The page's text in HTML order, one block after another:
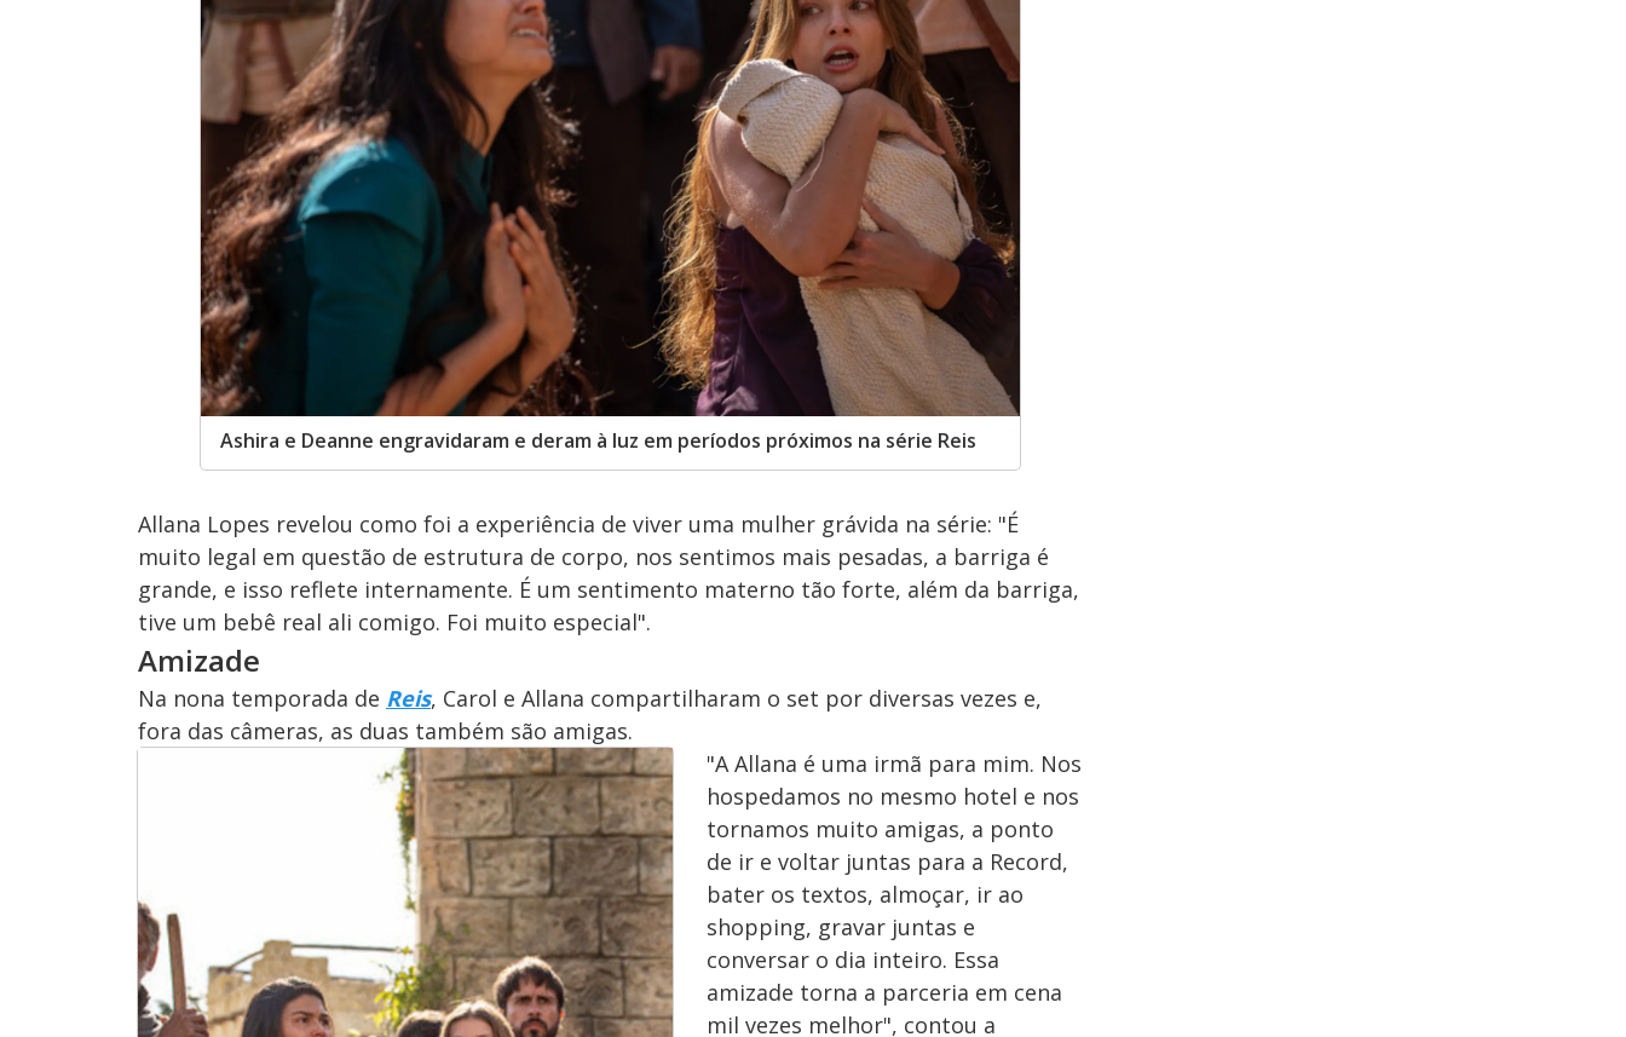
Ashira e Deanne engravidaram e deram à luz em períodos próximos na série Reis
Allana Lopes revelou como foi a experiência de viver uma mulher grávida na série: "É
muito legal em questão de estrutura de corpo, nos sentimos mais pesadas, a barriga é
grande, e isso reflete internamente. É um sentimento materno tão forte, além da barriga,
tive um bebê real ali comigo. Foi muito especial".
Amizade
Na nona temporada de Reis, Carol e Allana compartilharam o set por diversas vezes e,
fora das câmeras, as duas também são amigas.
"A Allana é uma irmã para mim. Nos
hospedamos no mesmo hotel e nos
tornamos muito amigas, a ponto
de ir e voltar juntas para a Record,
bater os textos, almoçar, ir ao
shopping, gravar juntas e
conversar o dia inteiro. Essa
amizade torna a parceria em cena
mil vezes melhor", contou a